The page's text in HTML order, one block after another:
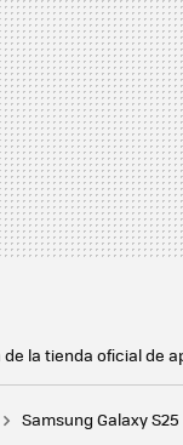
Samsung Galaxy S25